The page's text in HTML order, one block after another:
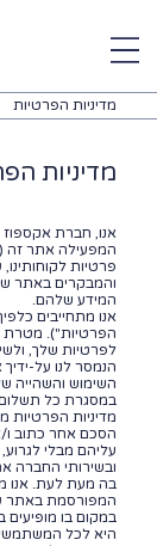
מדיניות הפרטיות
מדיניות
אנו, חברת
המפעילה אתר זה
פרטיות לקוחותינו,
והמבקרים באתר
המידע שלהם.
אנו מתחייבים
הפרטיות"). מטרת
לפרטיות שלך,
הנמסר לנו על-
השימוש והשהייה
במסגרת כל תשלום
מדיניות
הסכם אחר כתוב ו/
עליהם מבלי
ובשירותי החברה
בה מעת לעת. אנו
המפורסמת באתר
במקום בו מופיעים
היא לכל